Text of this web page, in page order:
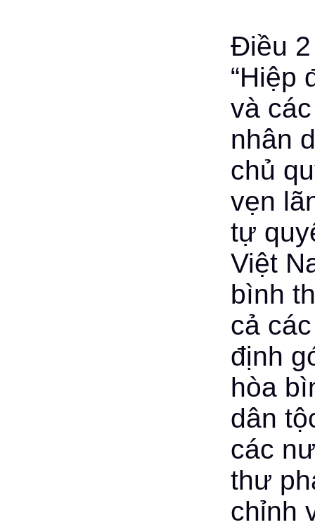
Điều
“Hiệp
và
nhân
chủ
vẹn
tự
Việt
bình
cả
định
hòa
dân
các
thư
chỉnh